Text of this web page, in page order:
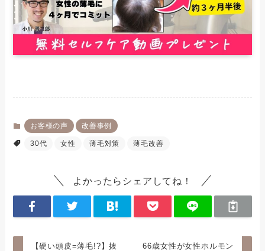
お客様の声 改善事例
30代 女性 薄毛対策 薄毛改善
よかったらシェアしてね！
【硬い頭皮=薄毛!?】抜
66歳女性が女性ホルモン